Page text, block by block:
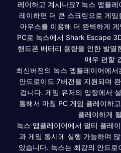
레이하고 계시나요? 녹스 앱플
레이하면 더 큰 스크린으로 게
마우스를 이용해 더 완벽하게
PC로 녹스에서 Shark Escape
핸드폰 배터리 용량을 인한 발열
매우 편할
최신버전의 녹스 앱플레이어에
안드로이드 7버전을 지원되며
겁니다. 게임 유저의 입장에서
통해서 마침 PC 게임 플레이하
플레이하게
녹스 앱플레이어에서 멀티 플레
과 게임 동시에 실행 가능하며
있습니다. 녹스는 최강의 안드